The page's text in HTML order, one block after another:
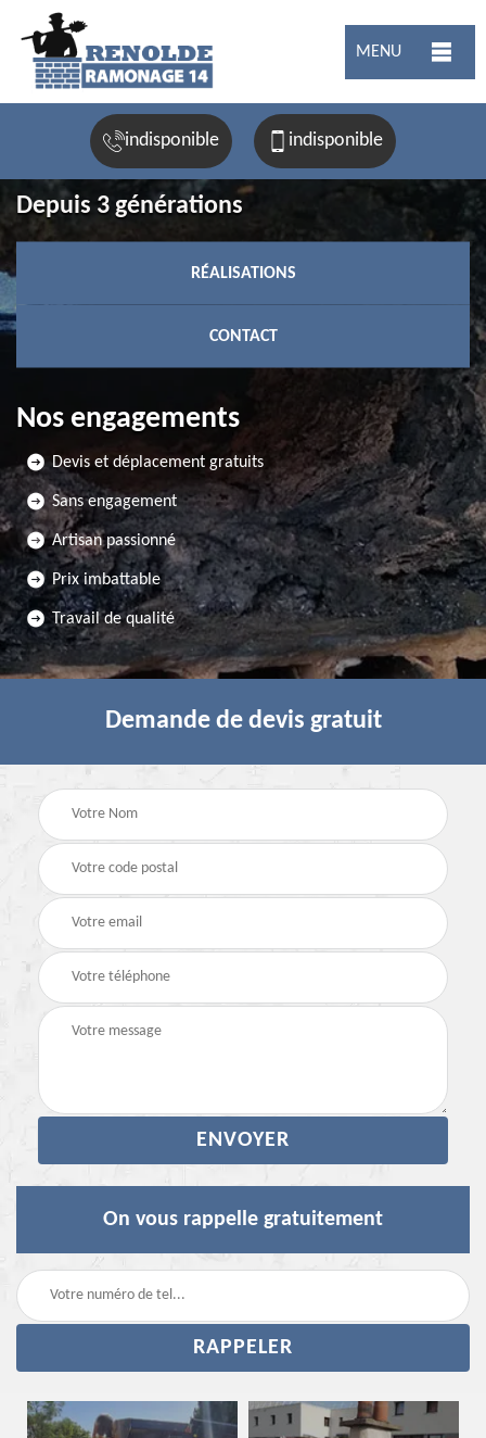
MENU
indisponible indisponible
Depuis 3 générations
RÉALISATIONS
CONTACT
Nos engagements
Devis et déplacement gratuits
Sans engagement
Artisan passionné
Prix imbattable
Travail de qualité
Demande de devis gratuit
On vous rappelle gratuitement